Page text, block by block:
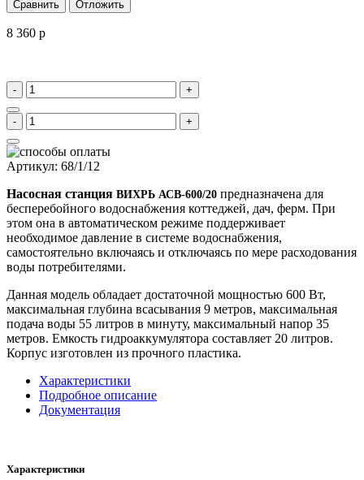
Сравнить Отложить
8 360 p
- +
- +
Артикул: 68/1/12
Насосная станция ВИХРЬ АСВ-600/20 предназначена для
бесперебойного водоснабжения коттеджей, дач, ферм. При
этом она в автоматическом режиме поддерживает
необходимое давление в системе водоснабжения,
самостоятельно включаясь и отключаясь по мере расходования
воды потребителями.
Данная модель обладает достаточной мощностью 600 Вт,
максимальная глубина всасывания 9 метров, максимальная
подача воды 55 литров в минуту, максимальный напор 35
метров. Емкость гидроаккумулятора составляет 20 литров.
Корпус изготовлен из прочного пластика.
Характеристики
Подробное описание
Документация
Характеристики